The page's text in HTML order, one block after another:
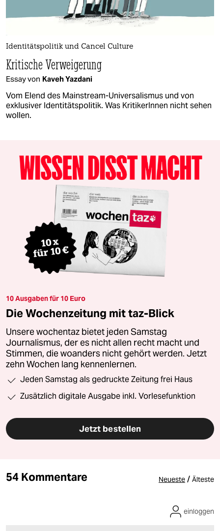
Identitätspolitik und Cancel Culture
Kritische Verweigerung
Essay von Kaveh Yazdani
Vom Elend des Mainstream-Universalismus und von
exklusiver Identitätspolitik. Was Kri­ti­ke­rIn­nen nicht sehen
wollen.
10 Ausgaben für 10 Euro
Die Wochenzeitung mit taz-Blick
Unsere wochentaz bietet jeden Samstag
Journalismus, der es nicht allen recht macht und
Stimmen, die woanders nicht gehört werden. Jetzt
zehn Wochen lang kennenlernen.
Jeden Samstag als gedruckte Zeitung frei Haus
Zusätzlich digitale Ausgabe inkl. Vorlesefunktion
Jetzt bestellen
54 Kommentare Neueste / Älteste
einloggen